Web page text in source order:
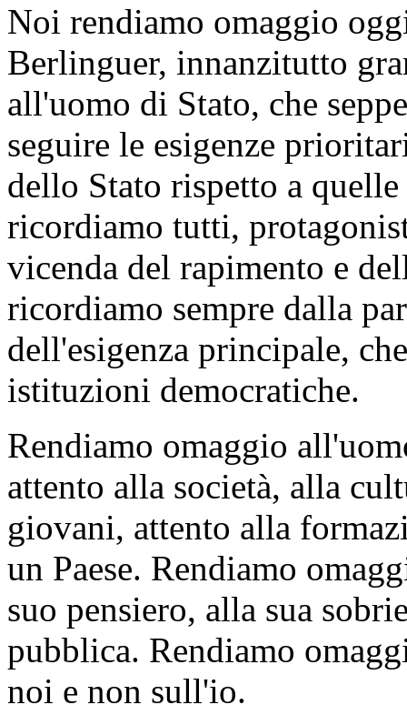
Noi rendiamo omaggio
Berlinguer, innanzitutto
all'uomo di Stato, che
seguire le esigenze
dello Stato rispetto a
ricordiamo tutti,
vicenda del rapimento e
ricordiamo sempre dalla
dell'esigenza principale,
istituzioni democratiche.
Rendiamo omaggio
attento alla società, alla
giovani, attento alla
un Paese. Rendiamo
suo pensiero, alla sua
pubblica. Rendiamo
noi e non sull'io.